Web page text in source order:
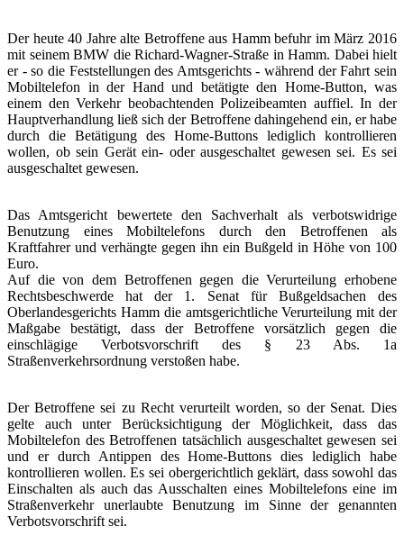
Der heute 40 Jahre alte Betroffene aus Hamm befuhr im März 2016
mit seinem BMW die Richard-Wagner-Straße in Hamm. Dabei hielt
er - so die Feststellungen des Amtsgerichts - während der Fahrt sein
Mobiltelefon in der Hand und betätigte den Home-Button, was
einem den Verkehr beobachtenden Polizeibeamten auffiel. In der
Hauptverhandlung ließ sich der Betroffene dahingehend ein, er habe
durch die Betätigung des Home-Buttons lediglich kontrollieren
wollen, ob sein Gerät ein- oder ausgeschaltet gewesen sei. Es sei
ausgeschaltet gewesen.
Das Amtsgericht bewertete den Sachverhalt als verbotswidrige
Benutzung eines Mobiltelefons durch den Betroffenen als
Kraftfahrer und verhängte gegen ihn ein Bußgeld in Höhe von 100
Euro.
Auf die von dem Betroffenen gegen die Verurteilung erhobene
Rechtsbeschwerde hat der 1. Senat für Bußgeldsachen des
Oberlandesgerichts Hamm die amtsgerichtliche Verurteilung mit der
Maßgabe bestätigt, dass der Betroffene vorsätzlich gegen die
einschlägige Verbotsvorschrift des § 23 Abs. 1a
Straßenverkehrsordnung verstoßen habe.
Der Betroffene sei zu Recht verurteilt worden, so der Senat. Dies
gelte auch unter Berücksichtigung der Möglichkeit, dass das
Mobiltelefon des Betroffenen tatsächlich ausgeschaltet gewesen sei
und er durch Antippen des Home-Buttons dies lediglich habe
kontrollieren wollen. Es sei obergerichtlich geklärt, dass sowohl das
Einschalten als auch das Ausschalten eines Mobiltelefons eine im
Straßenverkehr unerlaubte Benutzung im Sinne der genannten
Verbotsvorschrift sei.